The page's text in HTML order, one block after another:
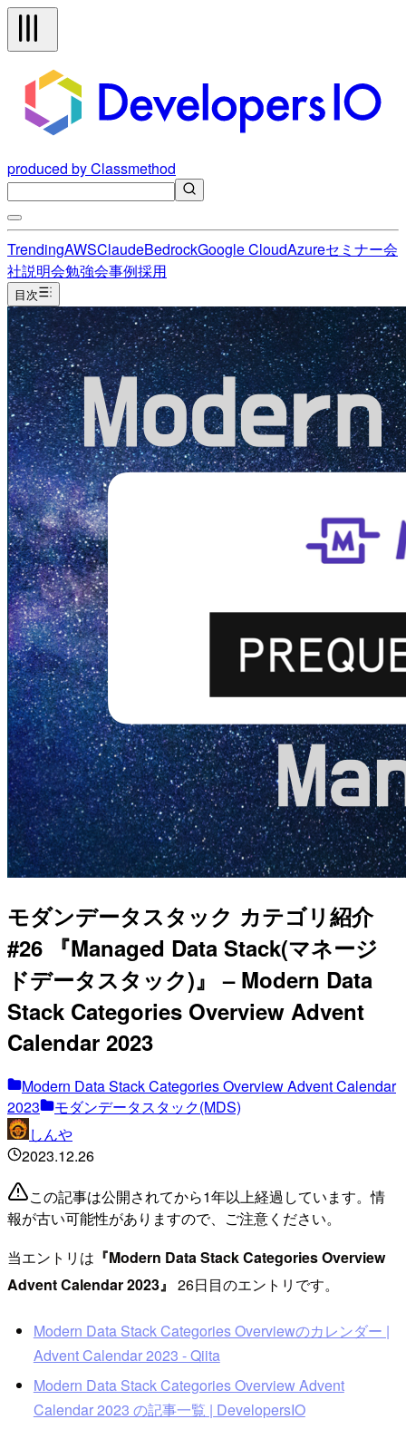
produced by Classmethod
TrendingAWSClaudeBedrockGoogle CloudAzureセミナー会
社説明会勉強会事例採用
目次
モダンデータスタック カテゴリ紹介
#26 『Managed Data Stack(マネージ
ドデータスタック)』 – Modern Data
Stack Categories Overview Advent
Calendar 2023
Modern Data Stack Categories Overview Advent Calendar
2023
モダンデータスタック(MDS)
しんや
2023.12.26
この記事は公開されてから1年以上経過しています。情
報が古い可能性がありますので、ご注意ください。
当エントリは 『Modern Data Stack Categories Overview
Advent Calendar 2023』 26日目のエントリです。
Modern Data Stack Categories Overviewのカレンダー |
Advent Calendar 2023 - Qiita
Modern Data Stack Categories Overview Advent
Calendar 2023 の記事一覧 | DevelopersIO